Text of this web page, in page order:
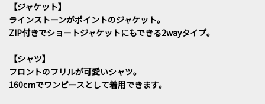
【ジャケット】
ラインストーンがポイントのジャケット。
ZIP付きでショートジャケットにもできる2wayタイプ。
【シャツ】
フロントのフリルが可愛いシャツ。
160cmでワンピースとして着用できます。